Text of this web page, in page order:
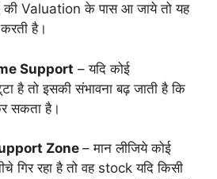
की Valuation के पास आ जाये तो यह
है।
Support – यदि कोई
है तो इसकी संभावना बढ़ जाती है कि
सकता है।
Zone – मान लीजिये कोई
गिर रहा है तो वह stock यदि किसी